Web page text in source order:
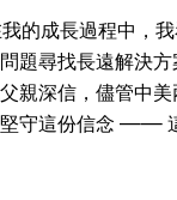
的成長過程中，
題尋找長遠解決
親深信，儘管中
守這份信念 ——